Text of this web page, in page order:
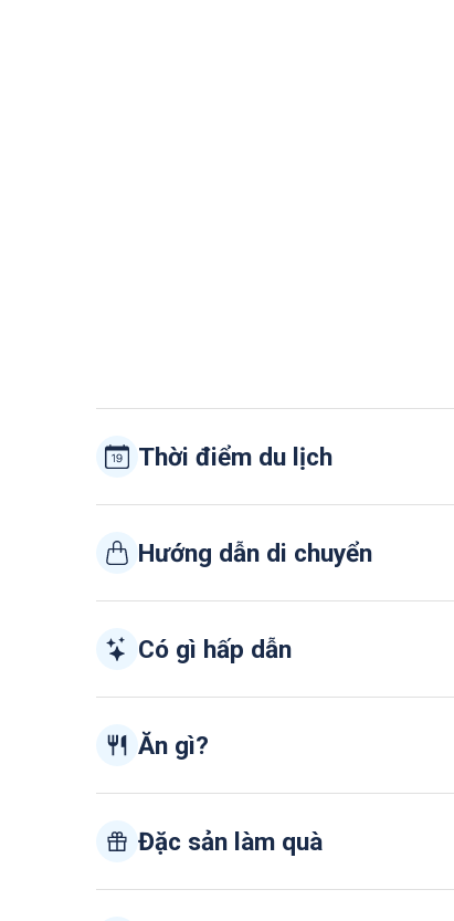
Thời điểm du lịch
Hướng dẫn di chuyển
Có gì hấp dẫn
Ăn gì?
Đặc sản làm quà